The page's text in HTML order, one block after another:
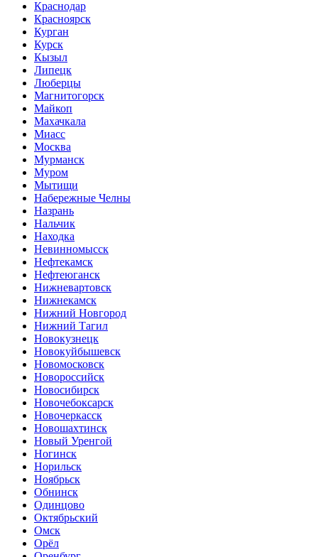
Краснодар
Красноярск
Курган
Курск
Кызыл
Липецк
Люберцы
Магнитогорск
Майкоп
Махачкала
Миасс
Москва
Мурманск
Муром
Мытищи
Набережные Челны
Назрань
Нальчик
Находка
Невинномысск
Нефтекамск
Нефтеюганск
Нижневартовск
Нижнекамск
Нижний Новгород
Нижний Тагил
Новокузнецк
Новокуйбышевск
Новомосковск
Новороссийск
Новосибирск
Новочебоксарск
Новочеркасск
Новошахтинск
Новый Уренгой
Ногинск
Норильск
Ноябрьск
Обнинск
Одинцово
Октябрьский
Омск
Орёл